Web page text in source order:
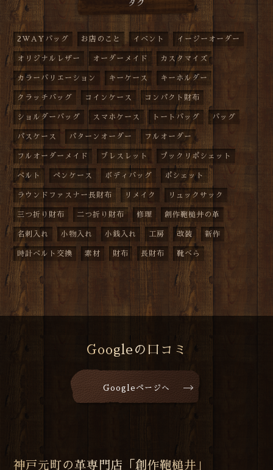
タグ
2WAYバッグ お店のこと イベント イージーオーダー
オリジナルレザー オーダーメイド カスタマイズ
カラーバリエーション キーケース キーホルダー
クラッチバッグ コインケース コンパクト財布
ショルダーバッグ スマホケース トートバッグ バッグ
パスケース パターンオーダー フルオーダー
フルオーダーメイド ブレスレット プックリポシェット
ベルト ペンケース ボディバッグ ポシェット
ラウンドファスナー長財布 リメイク リュックサック
三つ折り財布 二つ折り財布 修理 創作鞄槌井の革
名刺入れ 小物入れ 小銭入れ 工房 改装 新作
時計ベルト交換 素材 財布 長財布 靴べら
Googleの口コミ
Googleページへ
神戸元町の革専門店「創作鞄槌井」